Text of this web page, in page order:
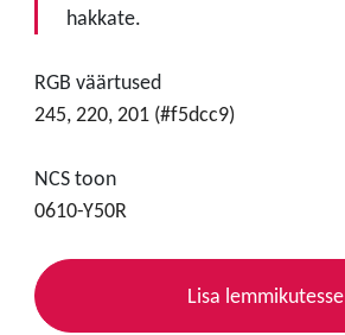
hakkate.
RGB väärtused
245, 220, 201 (#f5dcc9)
NCS toon
0610-Y50R
Lisa lemmikutesse